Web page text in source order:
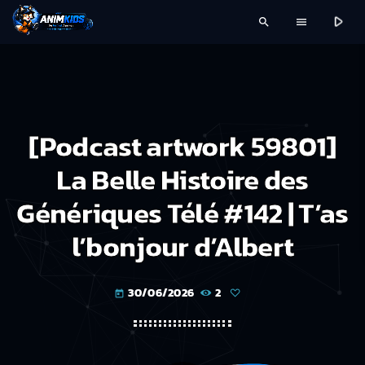
search menu play_arrow
[Podcast artwork 59801]
La Belle Histoire des
Génériques Télé #142 | T’as
l’bonjour d’Albert
today 30/06/2026 2